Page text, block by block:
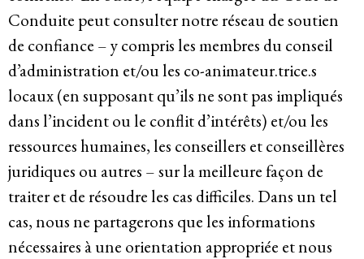
Conduite peut consulter notre réseau de soutien
de confiance – y compris les membres du conseil
d’administration et/ou les co-animateur.trice.s
locaux (en supposant qu’ils ne sont pas impliqués
dans l’incident ou le conflit d’intérêts) et/ou les
ressources humaines, les conseillers et conseillères
juridiques ou autres – sur la meilleure façon de
traiter et de résoudre les cas difficiles. Dans un tel
cas, nous ne partagerons que les informations
nécessaires à une orientation appropriée et nous